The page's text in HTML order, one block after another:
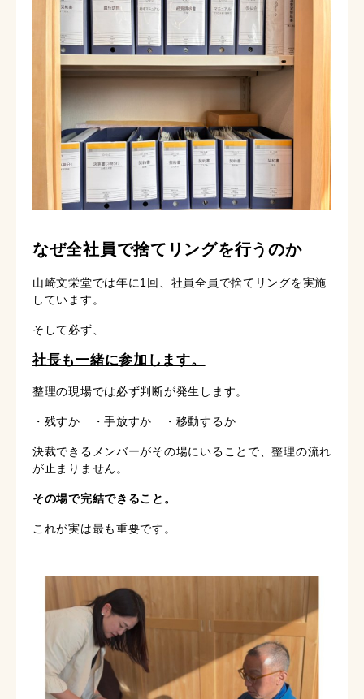
なぜ全社員で捨てリングを行うのか
山崎文栄堂では年に1回、社員全員で捨てリングを実施
しています。
そして必ず、
社長も一緒に参加します。
整理の現場では必ず判断が発生します。
・残すか ・手放すか ・移動するか
決裁できるメンバーがその場にいることで、整理の流れ
が止まりません。
その場で完結できること。
これが実は最も重要です。